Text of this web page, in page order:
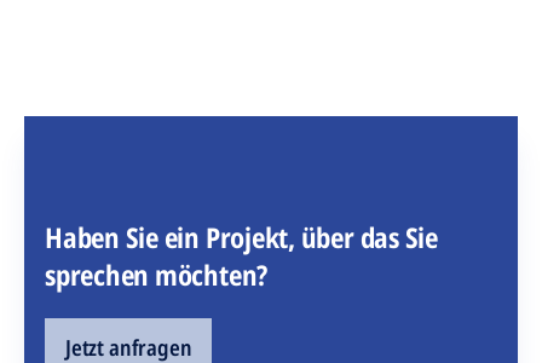
Haben Sie ein Projekt, über das Sie
sprechen möchten?
Jetzt anfragen